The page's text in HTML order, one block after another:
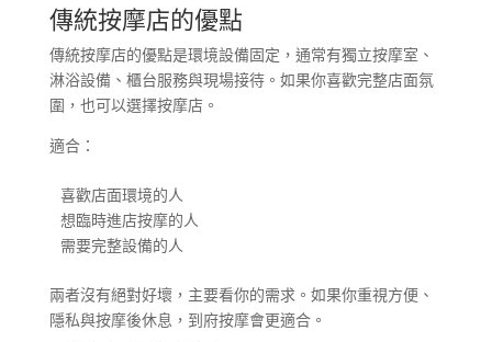
傳統按摩店的優點
傳統按摩店的優點是環境設備固定，通常有獨立按摩室、
淋浴設備、櫃台服務與現場接待。如果你喜歡完整店面氛
圍，也可以選擇按摩店。
適合：
喜歡店面環境的人
想臨時進店按摩的人
需要完整設備的人
兩者沒有絕對好壞，主要看你的需求。如果你重視方便、
隱私與按摩後休息，到府按摩會更適合。